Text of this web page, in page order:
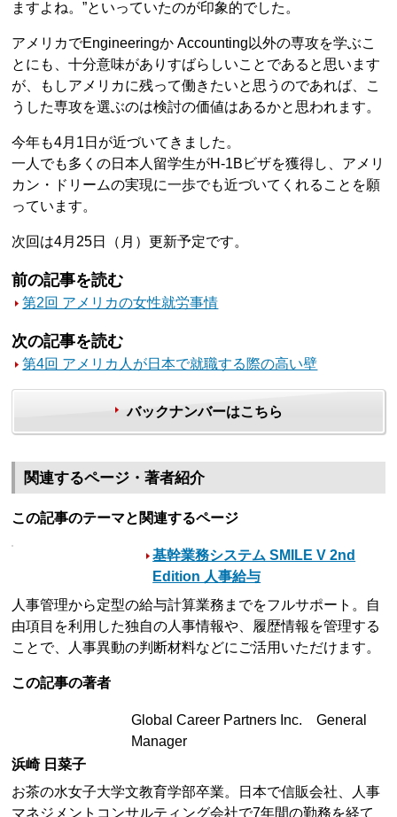
ますよね。”といっていたのが印象的でした。
アメリカでEngineeringか Accounting以外の専攻を学ぶこ
とにも、十分意味がありすばらしいことであると思います
が、もしアメリカに残って働きたいと思うのであれば、こ
うした専攻を選ぶのは検討の価値はあるかと思われます。
今年も4月1日が近づいてきました。
一人でも多くの日本人留学生がH-1Bビザを獲得し、アメリ
カン・ドリームの実現に一歩でも近づいてくれることを願
っています。
次回は4月25日（月）更新予定です。
前の記事を読む
第2回 アメリカの女性就労事情
次の記事を読む
第4回 アメリカ人が日本で就職する際の高い壁
バックナンバーはこちら
関連するページ・著者紹介
この記事のテーマと関連するページ
基幹業務システム SMILE V 2nd
Edition 人事給与
人事管理から定型の給与計算業務までをフルサポート。自
由項目を利用した独自の人事情報や、履歴情報を管理する
ことで、人事異動の判断材料などにご活用いただけます。
この記事の著者
Global Career Partners Inc. General
Manager
浜崎 日菜子
お茶の水女子大学文教育学部卒業。日本で信販会社、人事
マネジメントコンサルティング会社で7年間の勤務を経て